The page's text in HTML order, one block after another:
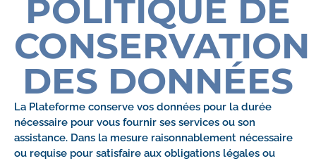
POLITIQUE DE
CONSERVATION
DES DONNÉES
La Plateforme conserve vos données pour la durée
nécessaire pour vous fournir ses services ou son
assistance. Dans la mesure raisonnablement nécessaire
ou requise pour satisfaire aux obligations légales ou